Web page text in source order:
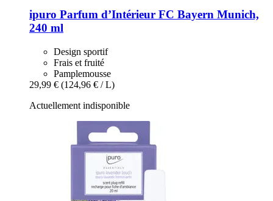
ipuro Parfum d’Intérieur FC Bayern Munich,
240 ml
Design sportif
Frais et fruité
Pamplemousse
29,99 € (124,96 € / L)
Actuellement indisponible